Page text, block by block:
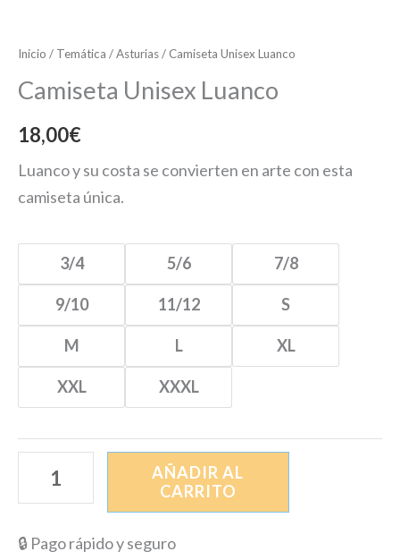
Inicio / Temática /Asturias/ Camiseta Unisex Luanco
Camiseta Unisex Luanco
18,00€
Luanco y su costa se convierten en arte con esta
camiseta única.
3/4 5/6 7/8
9/10 11/12 S
M L XL
XXL XXXL
AÑADIR AL
CARRITO
🔒 Pago rápido y seguro